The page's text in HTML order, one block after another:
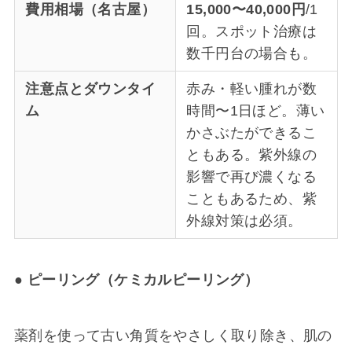
費用相場（名古屋） 15,000〜40,000円/1
回。スポット治療は
数千円台の場合も。
注意点とダウンタイ
ム
赤み・軽い腫れが数
時間〜1日ほど。薄い
かさぶたができるこ
ともある。紫外線の
影響で再び濃くなる
こともあるため、紫
外線対策は必須。
● ピーリング（ケミカルピーリング）
薬剤を使って古い角質をやさしく取り除き、肌の